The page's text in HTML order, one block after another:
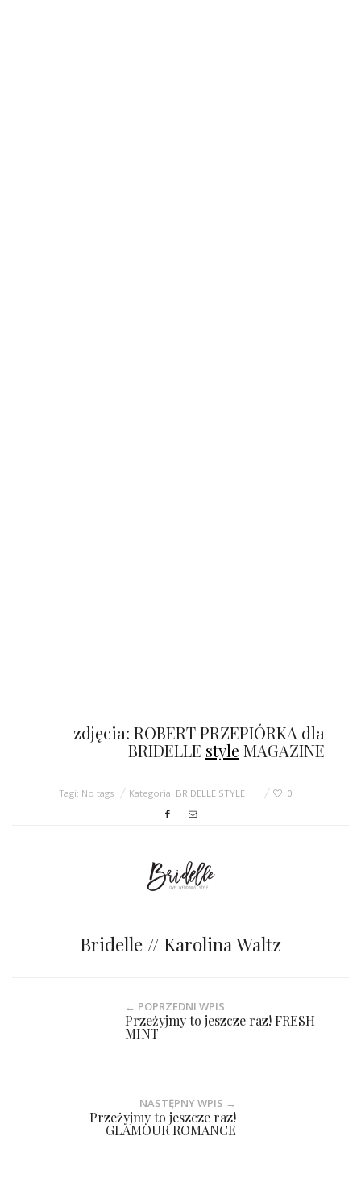
zdjęcia: ROBERT PRZEPIÓRKA dla
BRIDELLE style MAGAZINE
Tagi: No tags Kategoria: BRIDELLE STYLE 0
Bridelle // Karolina Waltz
← POPRZEDNI WPIS
Przeżyjmy to jeszcze raz! FRESH
MINT
NASTĘPNY WPIS →
Przeżyjmy to jeszcze raz!
GLAMOUR ROMANCE